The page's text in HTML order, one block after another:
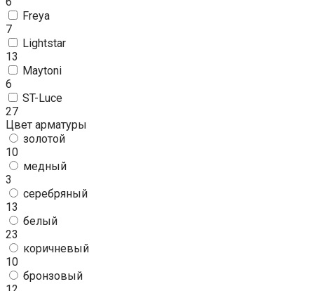
Freya
7
Lightstar
13
Maytoni
6
ST-Luce
27
Цвет арматуры
золотой
10
медный
3
серебряный
13
белый
23
коричневый
10
бронзовый